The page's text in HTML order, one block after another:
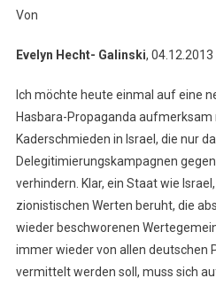
Von
Evelyn Hecht- Galinski, 04.12.2013
Ich möchte heute einmal auf eine
Hasbara-Propaganda aufmerksam
Kaderschmieden in Israel, die nur
Delegitimierungskampagnen
verhindern. Klar, ein Staat wie
zionistischen Werten beruht, die
wieder beschworenen
immer wieder von allen deutschen
vermittelt werden soll, muss sich